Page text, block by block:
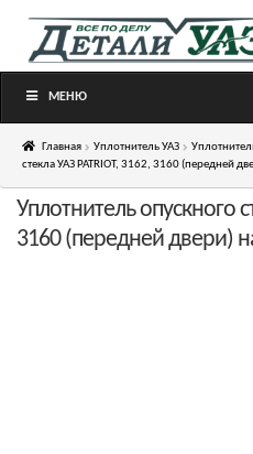
Перейти
Перейти
МЕНЮ
Главная Уплотнитель УАЗ
стекла УАЗ PATRIOT, 3162, 3160 (передней
Уплотнитель опускного
3160 (передней двери)